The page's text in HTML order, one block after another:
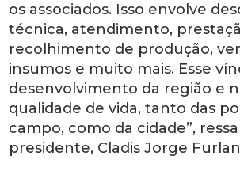
os associados. Isso envolve
técnica, atendimento,
recolhimento de produção,
insumos e muito mais. Esse
desenvolvimento da região e
qualidade de vida, tanto das
campo, como da cidade”,
presidente, Cladis Jorge